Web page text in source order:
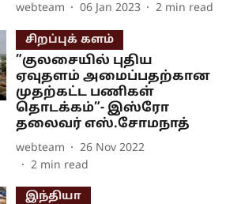
webteam 06 Jan 2023 2 min read
சிறப்புக் களம்
”குலசையில் புதிய
ஏவுதளம் அமைப்பதற்கான
முதற்கட்ட பணிகள்
தொடக்கம்”- இஸ்ரோ
தலைவர் எஸ்.சோமநாத்
webteam
26 Nov 2022
2 min read
இந்தியா